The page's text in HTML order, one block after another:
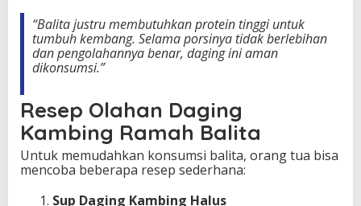
“Balita justru membutuhkan protein tinggi untuk
tumbuh kembang. Selama porsinya tidak berlebihan
dan pengolahannya benar, daging ini aman
dikonsumsi.”
Resep Olahan Daging
Kambing Ramah Balita
Untuk memudahkan konsumsi balita, orang tua bisa
mencoba beberapa resep sederhana:
Sup Daging Kambing Halus